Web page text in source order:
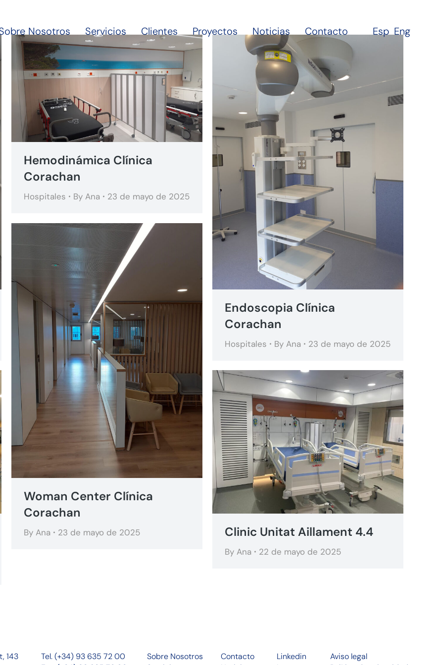
Nosotros Servicios Clientes Proyectos Noticias Contacto Esp Eng
Hemodinámica Clínica
Corachan
Hospitales By Ana 23 de mayo de 2025
Endoscopia Clínica
Corachan
Hospitales By Ana 23 de mayo de 2025
Woman Center Clínica
Corachan
By Ana 23 de mayo de 2025 Clinic Unitat Aillament 4.4
By Ana 22 de mayo de 2025
143
Tel. (+34) 93 635 72 00
Sobre Nosotros
Contacto
Linkedin
Aviso legal